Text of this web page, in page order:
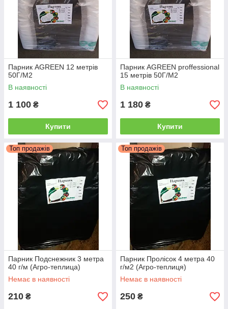
Парник AGREEN 12 метрів
50Г/М2
В наявності
1 100 ₴
Купити
Парник AGREEN proffessional
15 метрів 50Г/М2
В наявності
1 180 ₴
Купити
Топ продажів
Парник Подснежник 3 метра
40 г/м (Агро-теплица)
Немає в наявності
210 ₴
Топ продажів
Парник Пролісок 4 метра 40
г/м2 (Агро-теплиця)
Немає в наявності
250 ₴